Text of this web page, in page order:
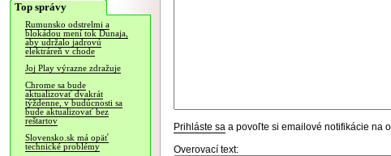
Top správy
Rumunsko odstrelmi a
blokádou mení tok Dunaja,
aby udržalo jadrovú
elektráreň v chode
Joj Play výrazne zdražuje
Chrome sa bude
aktualizovať dvakrát
týždenne, v budúcnosti sa
bude aktualizovať bez
reštartov
Slovensko.sk má opäť
technické problémy
Prihláste sa a povoľte si emailové notifikácie na
Overovací text: